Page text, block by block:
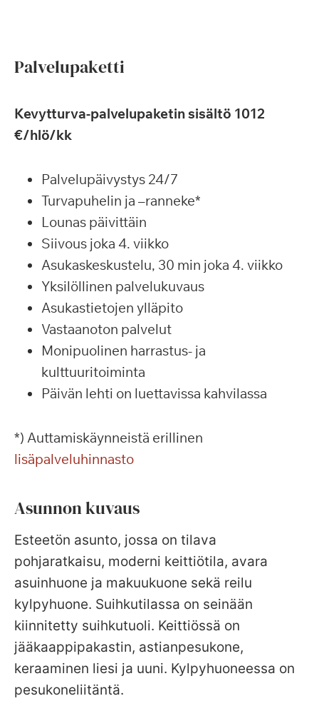
Palvelupaketti
Kevytturva-palvelupaketin sisältö 1012
€/hlö/kk
Palvelupäivystys 24/7
Turvapuhelin ja –ranneke*
Lounas päivittäin
Siivous joka 4. viikko
Asukaskeskustelu, 30 min joka 4. viikko
Yksilöllinen palvelukuvaus
Asukastietojen ylläpito
Vastaanoton palvelut
Monipuolinen harrastus- ja
kulttuuritoiminta
Päivän lehti on luettavissa kahvilassa
*) Auttamiskäynneistä erillinen
lisäpalveluhinnasto
Asunnon kuvaus
Esteetön asunto, jossa on tilava
pohjaratkaisu, moderni keittiötila, avara
asuinhuone ja makuukuone sekä reilu
kylpyhuone. Suihkutilassa on seinään
kiinnitetty suihkutuoli. Keittiössä on
jääkaappipakastin, astianpesukone,
keraaminen liesi ja uuni. Kylpyhuoneessa on
pesukoneliitäntä.